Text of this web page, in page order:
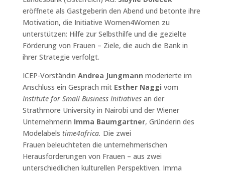
eröffnete als Gastgeberin den Abend und betonte ihre
Motivation, die Initiative Women4Women zu
unterstützen: Hilfe zur Selbsthilfe und die gezielte
Förderung von Frauen – Ziele, die auch die Bank in
ihrer Strategie verfolgt.
ICEP-Vorständin Andrea Jungmann moderierte im
Anschluss ein Gespräch mit Esther Naggi vom
Institute for Small Business Initiativesan der
Strathmore University in Nairobi und der Wiener
Unternehmerin Imma Baumgartner, Gründerin des
Modelabels time4africa. Die zwei
Frauen beleuchteten die unternehmerischen
Herausforderungen von Frauen – aus zwei
unterschiedlichen kulturellen Perspektiven. Imma